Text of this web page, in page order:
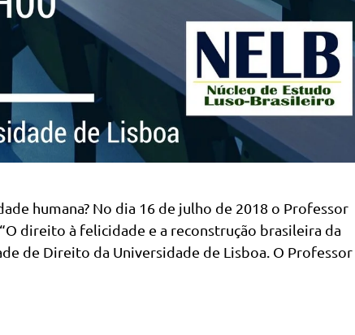
humana? No dia 16 de julho de 2018 o Professor
direito à felicidade e a reconstrução brasileira da
de Direito da Universidade de Lisboa. O Professor